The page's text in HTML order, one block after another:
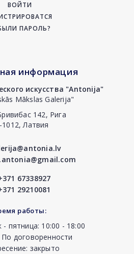
ВОЙТИ
ПАРОЛЬ?
информация
искусства "Antonija"
Mākslas Galerija"
142, Рига
1012, Латвия
67338927
29210081
работы:
- пятница: 10:00 - 18:00
договоренности
закрыто